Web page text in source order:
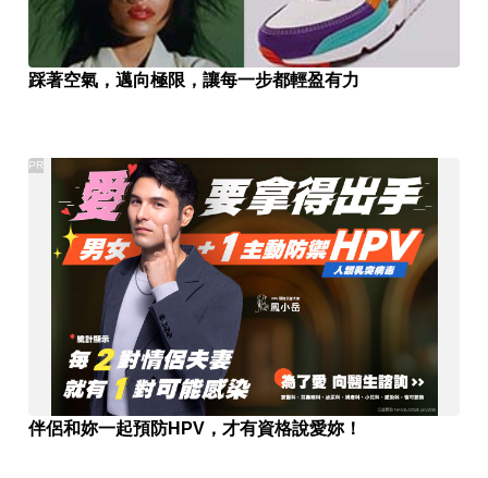
踩著空氣，邁向極限，讓每一步都輕盈有力
伴侶和妳一起預防HPV，才有資格說愛妳！
PR